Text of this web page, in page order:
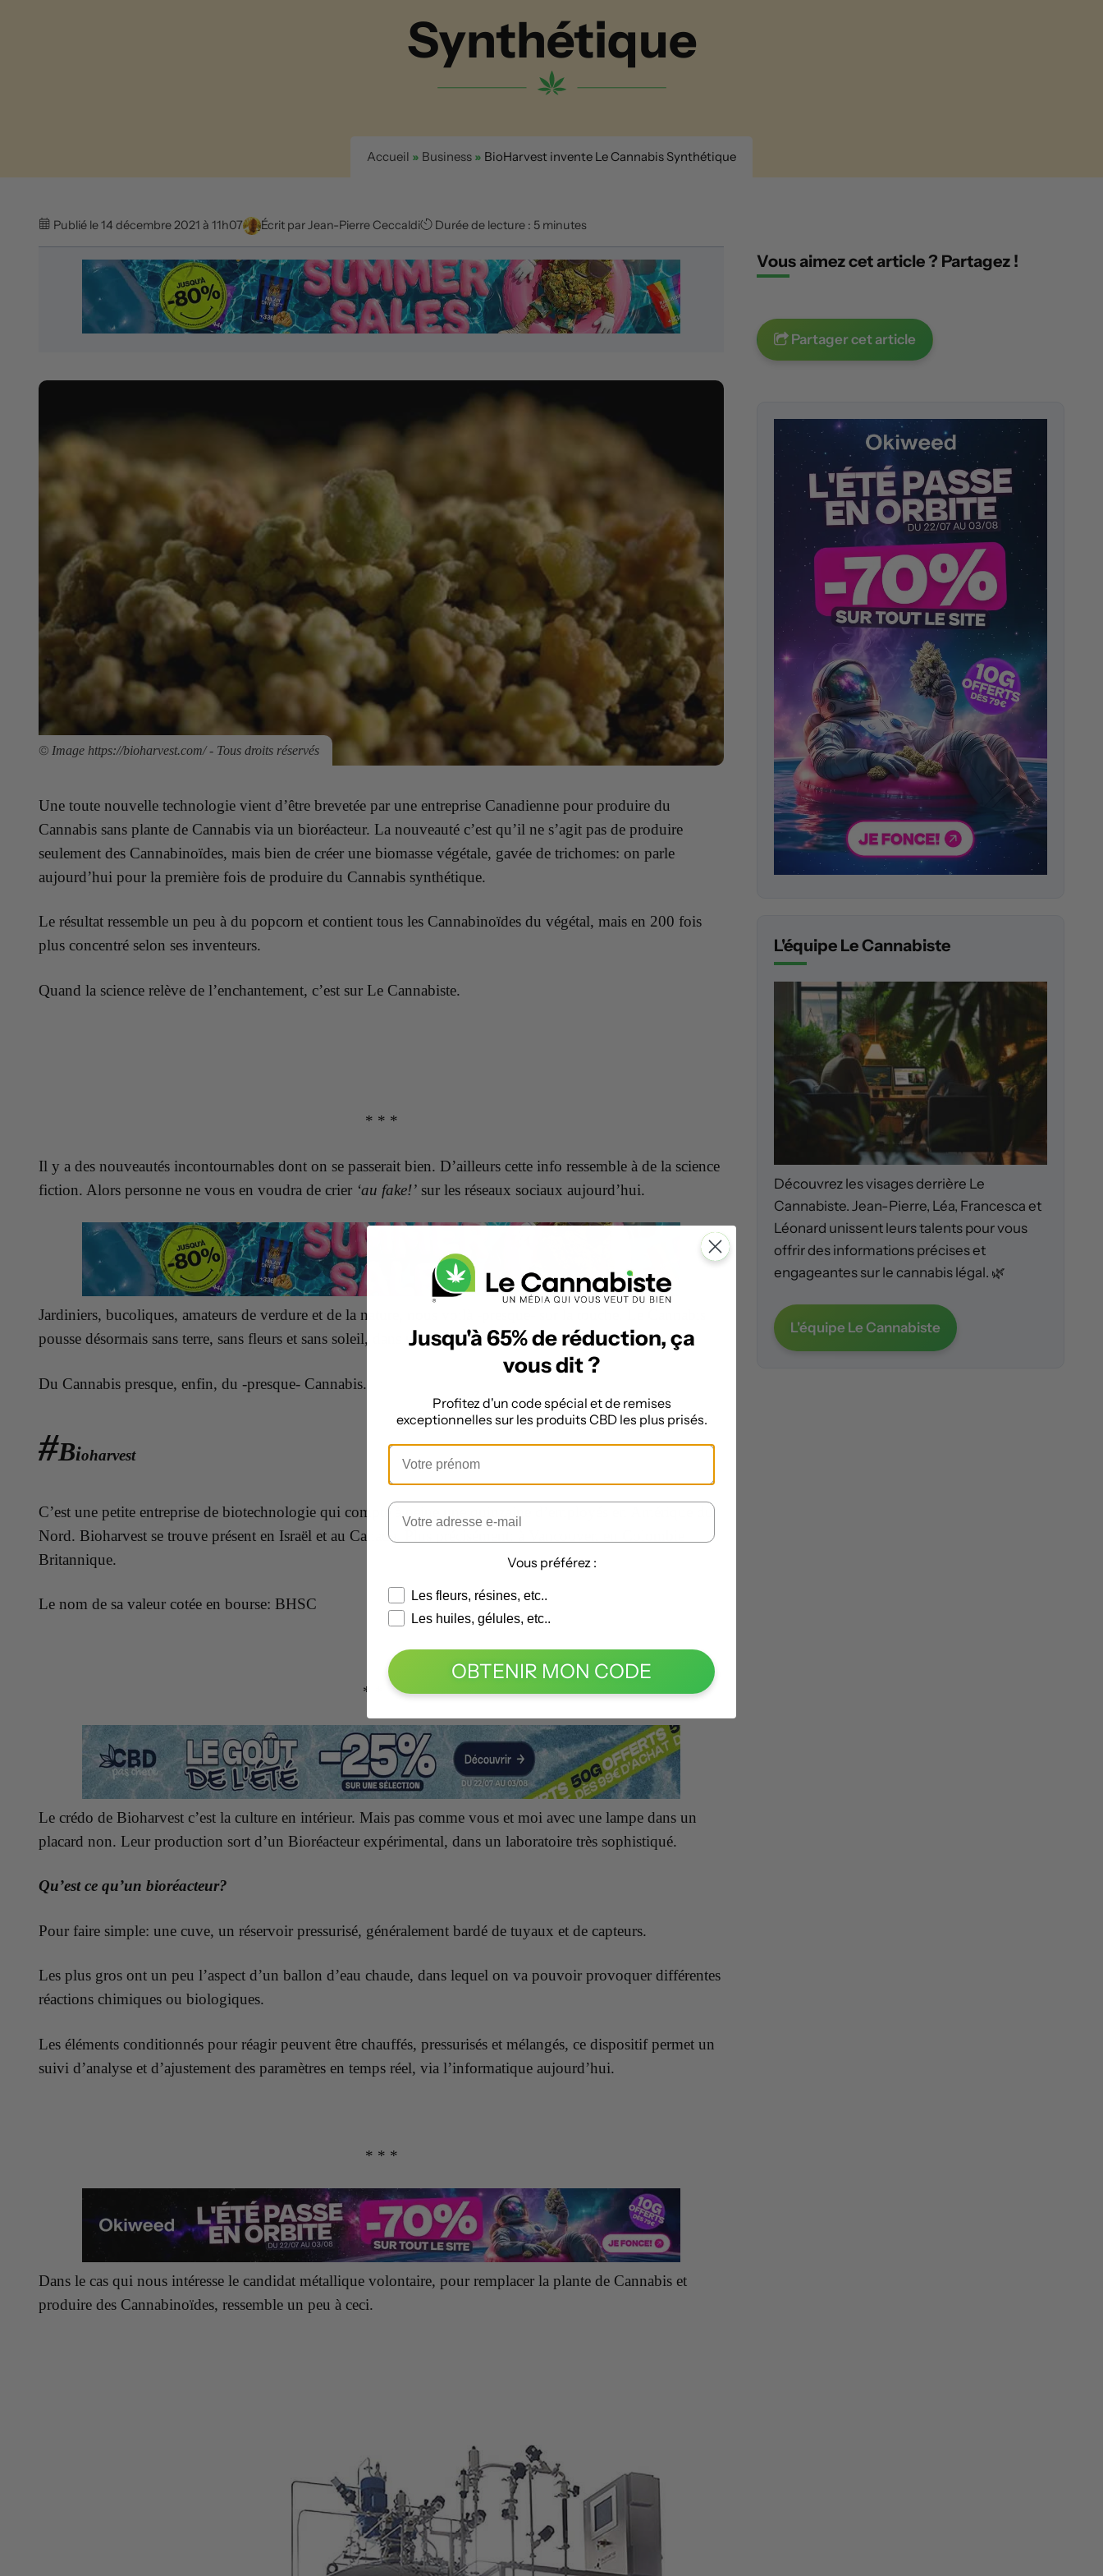
Synthétique
Accueil » Business » BioHarvest invente Le Cannabis Synthétique
Publié le 14 décembre 2021 à 11h07 Écrit parJean-Pierre Ceccaldi Durée de lecture : 5 minutes
© Image https://bioharvest.com/ - Tous droits réservés
Une toute nouvelle technologie vient d’être brevetée par une entreprise Canadienne pour produire du
Cannabis sans plante de Cannabis via un bioréacteur. La nouveauté c’est qu’il ne s’agit pas de produire
seulement des Cannabinoïdes, mais bien de créer une biomasse végétale, gavée de trichomes: on parle
aujourd’hui pour la première fois de produire du Cannabis synthétique.
Le résultat ressemble un peu à du popcorn et contient tous les Cannabinoïdes du végétal, mais en 200 fois
plus concentré selon ses inventeurs.
Quand la science relève de l’enchantement, c’est sur Le Cannabiste.
* * *
Il y a des nouveautés incontournables dont on se passerait bien. D’ailleurs cette info ressemble à de la science
fiction. Alors personne ne vous en voudra de crier ‘au fake!’ sur les réseaux sociaux aujourd’hui.
Jardiniers, bucoliques, amateurs de verdure et de la nature, nous voilà -presque- sur la touche. Le Cannabis
pousse désormais sans terre, sans fleurs et sans soleil, dans un laboratoire.
Du Cannabis presque, enfin, du -presque- Cannabis.
#Bioharvest
C’est une petite entreprise de biotechnologie qui compte à peine une quinzaine d’employés en Amérique du
Nord. Bioharvest se trouve présent en Israël et au Canada. Plus précisément: à Vancouver, en Colombie
Britannique.
Le nom de sa valeur cotée en bourse: BHSC
* * *
Le crédo de Bioharvest c’est la culture en intérieur. Mais pas comme vous et moi avec une lampe dans un
placard non. Leur production sort d’un Bioréacteur expérimental, dans un laboratoire très sophistiqué.
Qu’est ce qu’un bioréacteur?
Pour faire simple: une cuve, un réservoir pressurisé, généralement bardé de tuyaux et de capteurs.
Les plus gros ont un peu l’aspect d’un ballon d’eau chaude, dans lequel on va pouvoir provoquer différentes
réactions chimiques ou biologiques.
Les éléments conditionnés pour réagir peuvent être chauffés, pressurisés et mélangés, ce dispositif permet un
suivi d’analyse et d’ajustement des paramètres en temps réel, via l’informatique aujourd’hui.
* * *
Dans le cas qui nous intéresse le candidat métallique volontaire, pour remplacer la plante de Cannabis et
produire des Cannabinoïdes, ressemble un peu à ceci.
Vous aimez cet article ? Partagez !
Partager cet article
L'équipe Le Cannabiste
Découvrez les visages derrière Le
Cannabiste. Jean-Pierre, Léa, Francesca et
Léonard unissent leurs talents pour vous
offrir des informations précises et
engageantes sur le cannabis légal. 🌿
L'équipe Le Cannabiste
Jusqu'à 65% de réduction, ça
vous dit ?
Profitez d'un code spécial et de remises
exceptionnelles sur les produits CBD les plus prisés.
Vous préférez :
Les fleurs, résines, etc..
Les huiles, gélules, etc..
OBTENIR MON CODE